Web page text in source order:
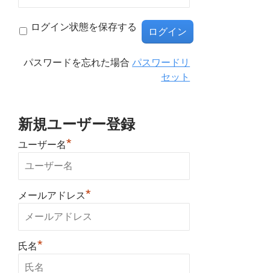
ログイン状態を保存する
パスワードを忘れた場合パスワードリ
セット
新規ユーザー登録
ユーザー名*
メールアドレス*
氏名*